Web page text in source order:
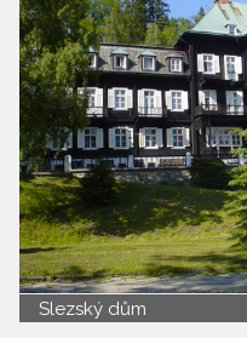
Slezský dům